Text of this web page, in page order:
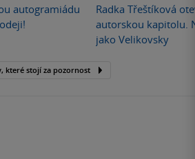
autogramiádu
Radka Třeštíková
autorskou kapitolu.
jako Velikovsky
které stojí za pozornost